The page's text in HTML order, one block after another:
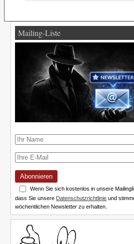
Mailing-Liste
Abonnieren
Wenn Sie sich kostenlos in unsere
dass Sie unsere Datenschutzrichtlinie und
wöchentlichen Newsletter zu erhalten.